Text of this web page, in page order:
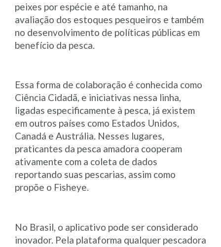
peixes por espécie e até tamanho, na
avaliação dos estoques pesqueiros e também
no desenvolvimento de políticas públicas em
benefício da pesca.
Essa forma de colaboração é conhecida como
Ciência Cidadã, e iniciativas nessa linha,
ligadas especificamente à pesca, já existem
em outros países como Estados Unidos,
Canadá e Austrália. Nesses lugares,
praticantes da pesca amadora cooperam
ativamente com a coleta de dados
reportando suas pescarias, assim como
propõe o Fisheye.
No Brasil, o aplicativo pode ser considerado
inovador. Pela plataforma qualquer pescadora